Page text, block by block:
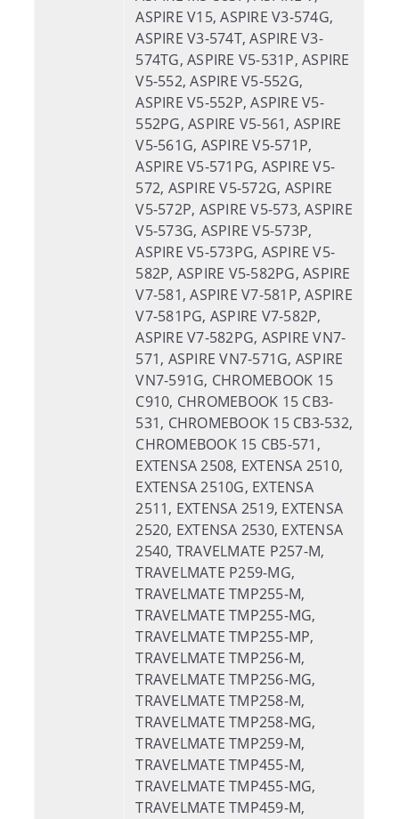
ASPIRE V15, ASPIRE V3-574G,
ASPIRE V3-574T, ASPIRE V3-
574TG, ASPIRE V5-531P, ASPIRE
V5-552, ASPIRE V5-552G,
ASPIRE V5-552P, ASPIRE V5-
552PG, ASPIRE V5-561, ASPIRE
V5-561G, ASPIRE V5-571P,
ASPIRE V5-571PG, ASPIRE V5-
572, ASPIRE V5-572G, ASPIRE
V5-572P, ASPIRE V5-573, ASPIRE
V5-573G, ASPIRE V5-573P,
ASPIRE V5-573PG, ASPIRE V5-
582P, ASPIRE V5-582PG, ASPIRE
V7-581, ASPIRE V7-581P, ASPIRE
V7-581PG, ASPIRE V7-582P,
ASPIRE V7-582PG, ASPIRE VN7-
571, ASPIRE VN7-571G, ASPIRE
VN7-591G, CHROMEBOOK 15
C910, CHROMEBOOK 15 CB3-
531, CHROMEBOOK 15 CB3-532,
CHROMEBOOK 15 CB5-571,
EXTENSA 2508, EXTENSA 2510,
EXTENSA 2510G, EXTENSA
2511, EXTENSA 2519, EXTENSA
2520, EXTENSA 2530, EXTENSA
2540, TRAVELMATE P257-M,
TRAVELMATE P259-MG,
TRAVELMATE TMP255-M,
TRAVELMATE TMP255-MG,
TRAVELMATE TMP255-MP,
TRAVELMATE TMP256-M,
TRAVELMATE TMP256-MG,
TRAVELMATE TMP258-M,
TRAVELMATE TMP258-MG,
TRAVELMATE TMP259-M,
TRAVELMATE TMP455-M,
TRAVELMATE TMP455-MG,
TRAVELMATE TMP459-M,